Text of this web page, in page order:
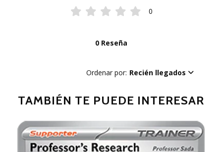
0
0 Reseña
Ordenar por: Recién llegados
TAMBIÉN TE PUEDE INTERESAR